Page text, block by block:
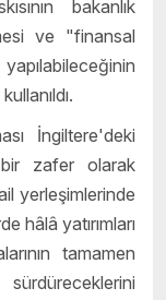
bakanlık
ve "finansal
İngiltere'deki
zafer olarak
yerleşimlerinde
hâlâ yatırımları
tamamen